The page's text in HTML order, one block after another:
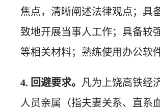
焦点，清晰阐述法律观点；具
致地开展当事人工作；具备较
等相关材料；熟练使用办公软
4. 回避要求。 凡为上饶高铁经
人员亲属（指夫妻关系、直系